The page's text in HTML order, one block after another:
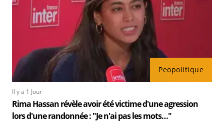
Peopolitique
Il y a 1 Jour
Rima Hassan révèle avoir été victime d'une agression
lors d'une randonnée : "Je n'ai pas les mots…"